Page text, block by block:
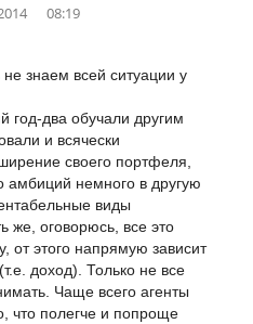
08:19
знаем всей ситуации у
год-два обучали другим
и всячески
своего портфеля,
амбиций немного в другую
виды
же, оговорюсь, все это
от этого напрямую зависит
доход). Только не все
Чаще всего агенты
что полегче и попроще